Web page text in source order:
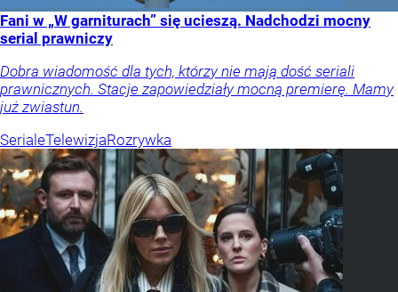
Fani w „W garniturach” się ucieszą. Nadchodzi mocny
serial prawniczy
Dobra wiadomość dla tych, którzy nie mają dość seriali
prawnicznych. Stacje zapowiedziały mocną premierę. Mamy
już zwiastun.
SerialeTelewizjaRozrywka